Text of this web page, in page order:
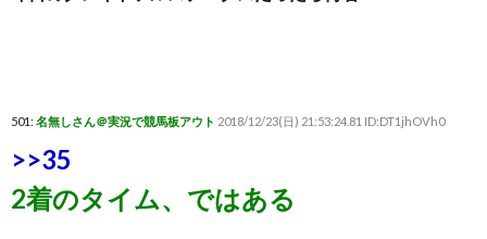
501: 名無しさん＠実況で競馬板アウト 2018/12/23(日) 21:53:24.81 ID:DT1jhOVh0
>>35
2着のタイム、ではある